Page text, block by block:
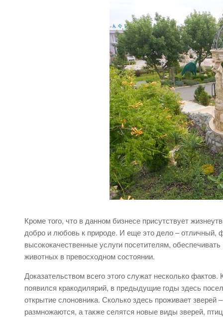
Кроме того, что в данном бизнесе присутствует
добро и любовь к природе. И еще это дело – отличный,
высококачественные услуги посетителям,
животных в превосходном состоянии.
Доказательством всего этого служат несколько
появился кракодилярий, в предыдущие годы здесь
открытие слоновника. Сколько здесь проживает зверей
размножаются, а также селятся новые виды зверей,